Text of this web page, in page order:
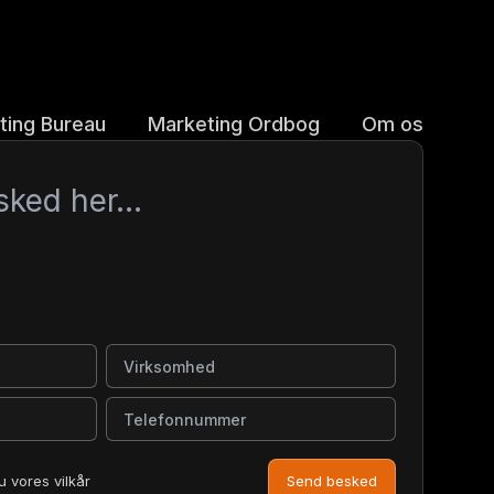
Bureau Marketing Ordbog Om os
Virksomhed
Telefonnummer
vores vilkår Send besked